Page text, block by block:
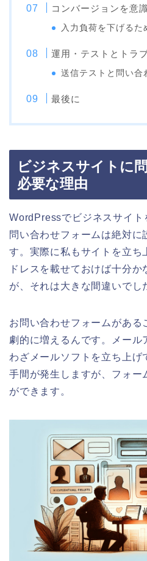
コンバージョンを意
入力負荷を下げるた
運用・テストとトラ
送信テストと問い合
最後に
ビジネスサイトに
必要な理由
WordPressでビジネスサイト
問い合わせフォームは絶対に
す。実際に私もサイトを立ち
ドレスを載せておけば十分か
が、それは大きな間違いでし
お問い合わせフォームがある
劇的に増えるんです。メール
わざメールソフトを立ち上
手間が発生しますが、フォー
ができます。